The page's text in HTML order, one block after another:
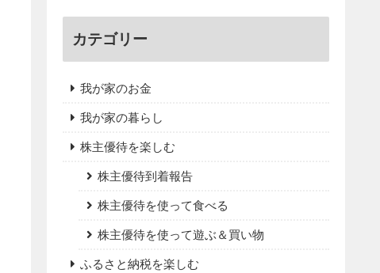
カテゴリー
我が家のお金
我が家の暮らし
株主優待を楽しむ
株主優待到着報告
株主優待を使って食べる
株主優待を使って遊ぶ＆買い物
ふるさと納税を楽しむ